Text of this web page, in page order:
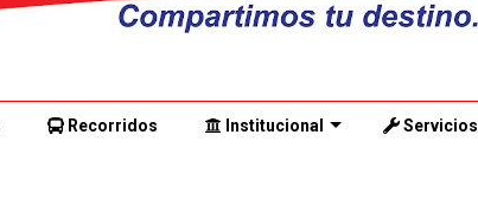
Recorridos Institucional Servicios